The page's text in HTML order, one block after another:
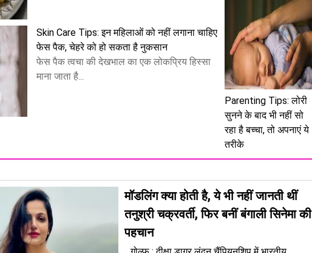
Skin Care Tips: इन महिलाओं को नहीं लगाना चाहिए
फेस पैक, चेहरे को हो सकता है नुकसान
फेस पैक त्वचा की देखभाल का एक लोकप्रिय हिस्सा
माना जाता है...
Parenting Tips: लोरी
सुनने के बाद भी नहीं सो
रहा है बच्चा, तो अपनाएं ये
तरीके
मॉडलिंग क्या होती है, ये भी नहीं जानती थीं
तनुश्री चक्रवर्ती, फिर बनीं बंगाली सिनेमा की
पहचान